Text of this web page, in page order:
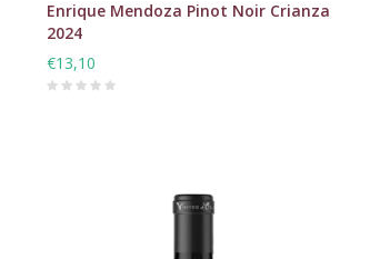
Enrique Mendoza Pinot Noir Crianza
2024
€13,10